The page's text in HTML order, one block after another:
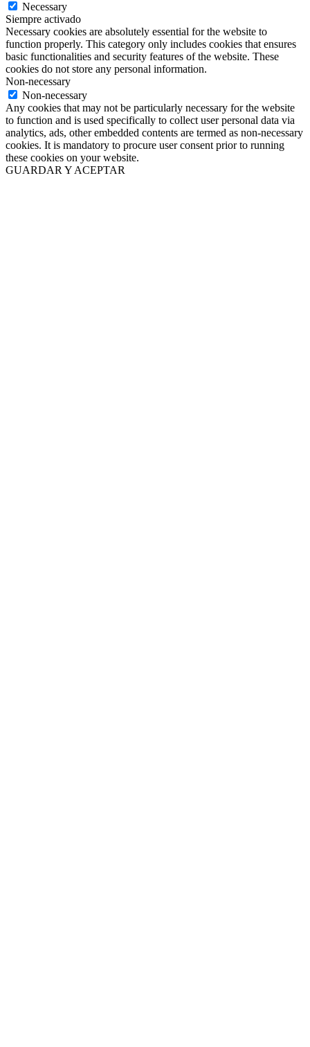
Necessary
Siempre activado
Necessary cookies are absolutely essential for the website to
function properly. This category only includes cookies that ensures
basic functionalities and security features of the website. These
cookies do not store any personal information.
Non-necessary
Non-necessary
Any cookies that may not be particularly necessary for the website
to function and is used specifically to collect user personal data via
analytics, ads, other embedded contents are termed as non-necessary
cookies. It is mandatory to procure user consent prior to running
these cookies on your website.
GUARDAR Y ACEPTAR